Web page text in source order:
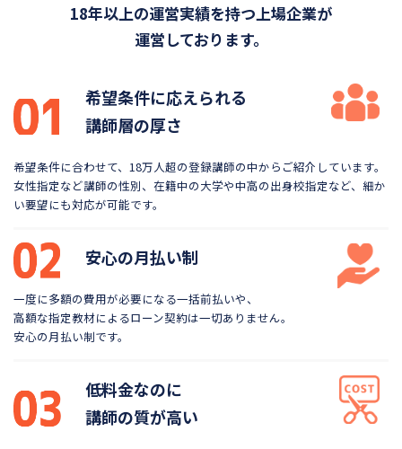
18年以上の運営実績を持つ上場企業が
運営しております。
希望条件に応えられる
講師層の厚さ
希望条件に合わせて、18万人超の登録講師の中から ご紹介しています。
女性指定など講師の性別、在籍中の大学や中高の出身校指定など、細か
い要望にも対応が可能です。
安心の月払い制
一度に多額の費用が必要になる一括前払いや、
高額な指定教材によるローン契約は一切ありません。
安心の月払い制です。
低料金なのに
講師の質が高い